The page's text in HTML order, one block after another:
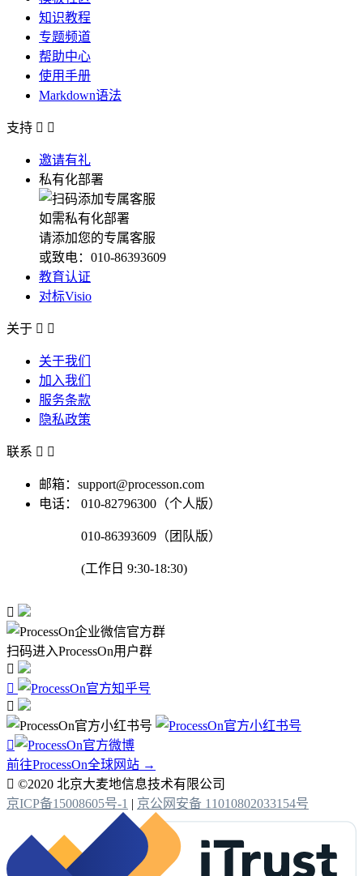
知识教程
专题频道
帮助中心
使用手册
Markdown语法
支持  
邀请有礼
私有化部署
如需私有化部署
请添加您的专属客服
或致电：010-86393609
教育认证
对标Visio
关于  
关于我们
加入我们
服务条款
隐私政策
联系  
邮箱：support@processon.com
电话：
010-82796300（个人版）
010-86393609（团队版）
(工作日 9:30-18:30)

扫码进入ProcessOn用户群




前往ProcessOn全球网站 →
 ©2020 北京大麦地信息技术有限公司
京ICP备15008605号-1 | 京公网安备 11010802033154号